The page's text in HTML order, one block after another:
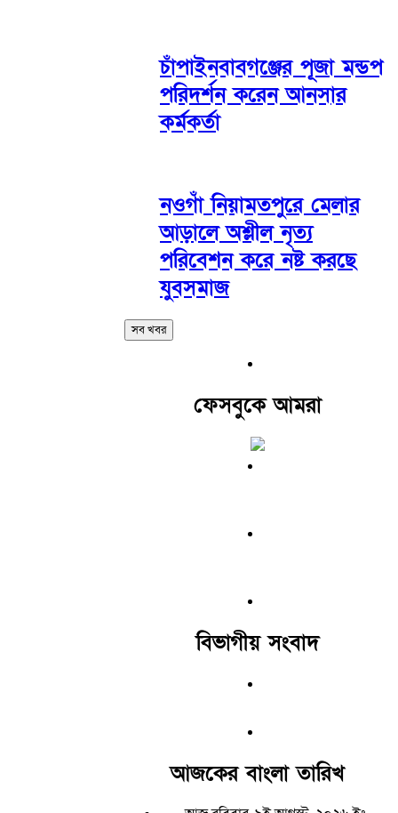
চাঁপাইনবাবগঞ্জের পূজা মন্ডপ
পরিদর্শন করেন আনসার
কর্মকর্তা
নওগাঁ নিয়ামতপুরে মেলার
আড়ালে অশ্লীল নৃত্য
পরিবেশন করে নষ্ট করছে
যুবসমাজ
সব খবর
ফেসবুকে আমরা
বিভাগীয় সংবাদ
আজকের বাংলা তারিখ